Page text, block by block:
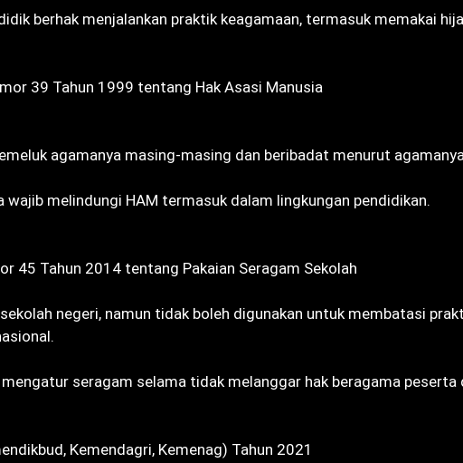
berhak menjalankan praktik keagamaan, termasuk memakai
39 Tahun 1999 tentang Hak Asasi Manusia
agamanya masing-masing dan beribadat menurut
wajib melindungi HAM termasuk dalam lingkungan pendidikan.
45 Tahun 2014 tentang Pakaian Seragam Sekolah
negeri, namun tidak boleh digunakan untuk membatasi
seragam selama tidak melanggar hak beragama peserta
Kemendagri, Kemenag) Tahun 2021